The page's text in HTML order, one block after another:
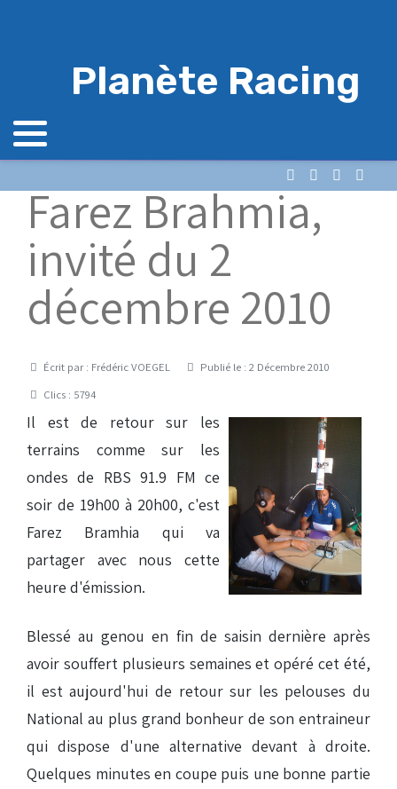
Planète Racing
Farez Brahmia,
invité du 2
décembre 2010
DétailsÉcrit par : Frédéric VOEGEL
Publié le : 2 Décembre 2010
Clics : 5794
Il est de retour sur les
terrains comme sur les
ondes de RBS 91.9 FM ce
soir de 19h00 à 20h00, c'est
Farez Bramhia qui va
partager avec nous cette
heure d'émission.
Blessé au genou en fin de saisin dernière après
avoir souffert plusieurs semaines et opéré cet été,
il est aujourd'hui de retour sur les pelouses du
National au plus grand bonheur de son entraineur
qui dispose d'une alternative devant à droite.
Quelques minutes en coupe puis une bonne partie